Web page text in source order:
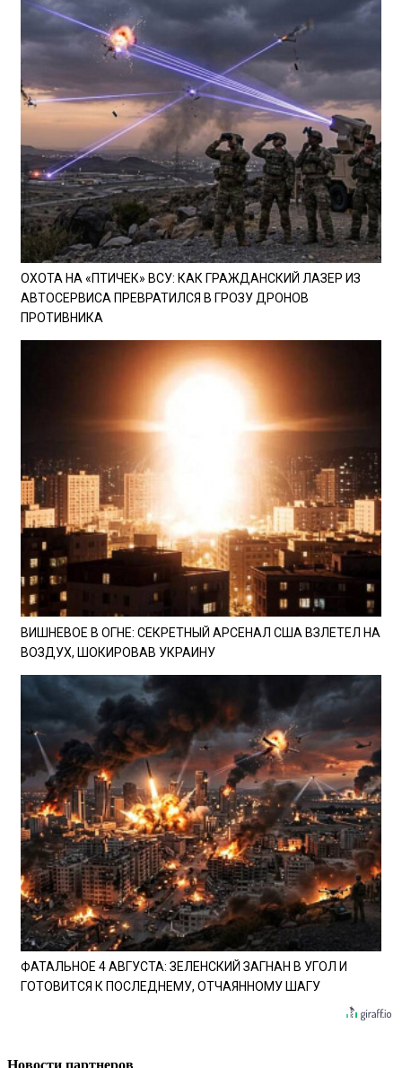
ОХОТА НА «ПТИЧЕК» ВСУ: КАК ГРАЖДАНСКИЙ ЛАЗЕР ИЗ
АВТОСЕРВИСА ПРЕВРАТИЛСЯ В ГРОЗУ ДРОНОВ
ПРОТИВНИКА
ВИШНЕВОЕ В ОГНЕ: СЕКРЕТНЫЙ АРСЕНАЛ США ВЗЛЕТЕЛ НА
ВОЗДУХ, ШОКИРОВАВ УКРАИНУ
ФАТАЛЬНОЕ 4 АВГУСТА: ЗЕЛЕНСКИЙ ЗАГНАН В УГОЛ И
ГОТОВИТСЯ К ПОСЛЕДНЕМУ, ОТЧАЯННОМУ ШАГУ